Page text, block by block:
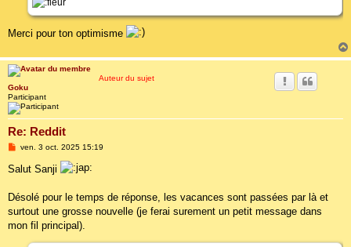
Merci pour ton optimisme
Auteur du sujet
Goku
Participant
Re: Reddit
M
s
s
g
e
ven. 3 oct. 2025 15:19
Salut Sanji
Désolé pour le temps de réponse, les vacances sont passées par là et
surtout une grosse nouvelle (je ferai surement un petit message dans
mon fil principal).